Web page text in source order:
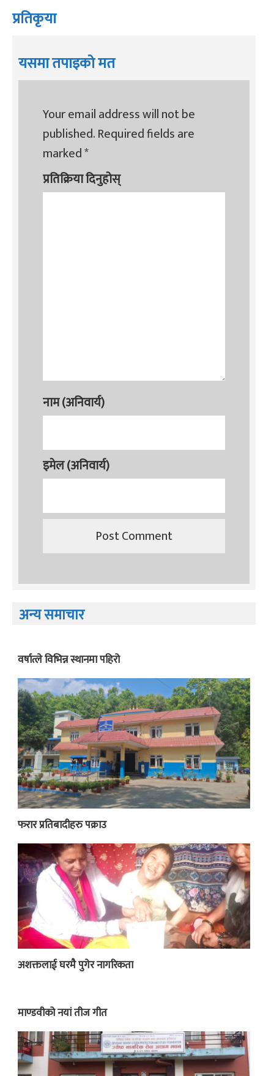
प्रतिकृया
यसमा तपाइको मत
Your email address will not be
published.Required fields are
marked*
प्रतिक्रिया दिनुहोस्
नाम (अनिवार्य)
इमेल (अनिवार्य)
अन्य समाचार
वर्षात्ले विभिन्न स्थानमा पहिरो
फरार प्रतिबादीहरु पक्राउ
अशक्तलाई घरमै पुगेर नागरिकता
माण्डवीको नयां तीज गीत